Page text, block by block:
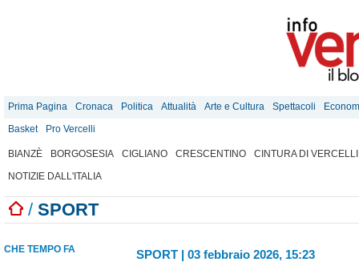
Prima Pagina Cronaca Politica Attualità Arte e Cultura Spettacoli
Basket
Pro Vercelli
BIANZÈ BORGOSESIA CIGLIANO CRESCENTINO
CINTURA DI VERCELLI
NOTIZIE DALL'ITALIA
/ SPORT
CHE TEMPO FA SPORT | 03 febbraio 2026, 15:23